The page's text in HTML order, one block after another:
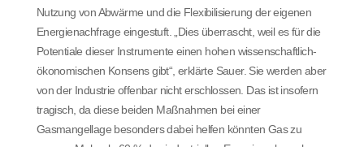
Nutzung von Abwärme und die Flexibilisierung der eigenen
Energienachfrage eingestuft. „Dies überrascht, weil es für die
Potentiale dieser Instrumente einen hohen wissenschaftlich-
ökonomischen Konsens gibt“, erklärte Sauer. Sie werden aber
von der Industrie offenbar nicht erschlossen. Das ist insofern
tragisch, da diese beiden Maßnahmen bei einer
Gasmangellage besonders dabei helfen könnten Gas zu